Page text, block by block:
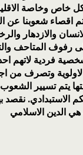
خاص وخاصة
اقصاء شعوبنا عن
والازدهار
رفوف المتاحف
فردية لاتهم
وتصرف من
يتم تسيير
الاستبدادي. نقصد